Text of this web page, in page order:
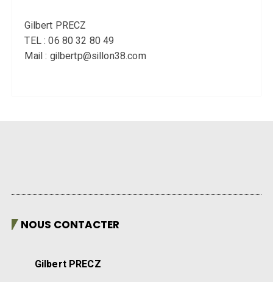
Gilbert PRECZ
TEL : 06 80 32 80 49
Mail : gilbertp@sillon38.com
NOUS CONTACTER
Gilbert PRECZ